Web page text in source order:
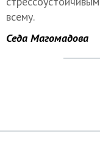
всему.
Седа Магомадова